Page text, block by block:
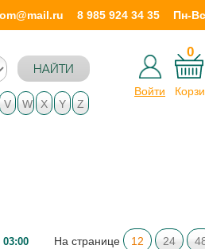
8 985 924 34 35 Пн-
НАЙТИ
Войти
0
V W X Y Z
03:00 На странице 12 24